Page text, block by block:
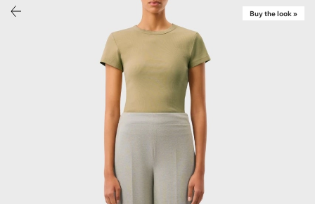
Buy the look »